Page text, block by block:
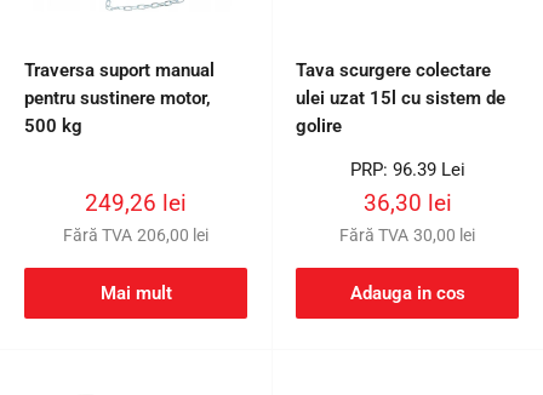
Traversa suport manual
pentru sustinere motor,
500 kg
Preț
redus
249,26 lei
Fără TVA 206,00 lei
Mai mult
Tava scurgere colectare
ulei uzat 15l cu sistem de
golire
Preț
PRP: 96.39 Lei
Preț
redus
36,30 lei
Fără TVA 30,00 lei
Adauga in cos